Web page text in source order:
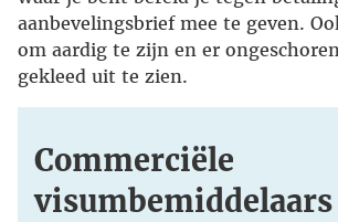
aanbevelingsbrief mee te geven.
om aardig te zijn en er
gekleed uit te zien.
Commerciële
visumbemiddelaars